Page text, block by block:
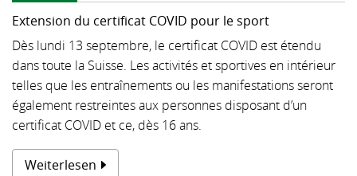
Extension du certificat COVID pour le sport
Dès lundi 13 septembre, le certificat COVID est étendu
dans toute la Suisse. Les activités et sportives en intérieur
telles que les entraînements ou les manifestations seront
également restreintes aux personnes disposant d’un
certificat COVID et ce, dès 16 ans.
Weiterlesen